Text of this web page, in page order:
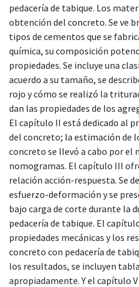
pedacería de tabique. Los
obtención del concreto. Se ve
tipos de cementos que se
química, su composición
propiedades. Se incluye una
acuerdo a su tamaño, se
rojo y cómo se realizó la
dan las propiedades de los
El capítulo II está dedicado al
del concreto; la estimación de
concreto se llevó a cabo por el
nomogramas. El capítulo III
relación acción-respuesta. Se
esfuerzo-deformación y se
bajo carga de corte durante la
pedacería de tabique. El
propiedades mecánicas y los
concreto con pedacería de
los resultados, se incluyen
apropiadamente. Y el capítulo